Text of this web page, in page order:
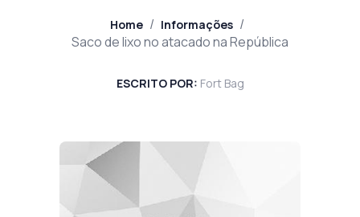
Home / Informações /
Saco de lixo no atacado na República
ESCRITO POR: Fort Bag